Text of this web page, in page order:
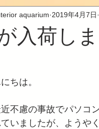
入荷しま
aquarium 2019年4月7日
ちは。
不慮の事故でパソコ
いましたが、ようや